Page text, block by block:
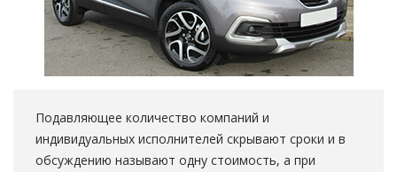
Подавляющее количество компаний и
индивидуальных исполнителей скрывают сроки и в
обсуждению называют одну стоимость, а при